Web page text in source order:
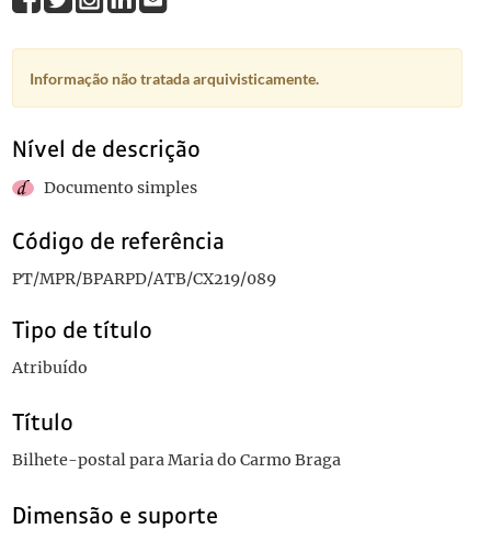
Informação não tratada arquivisticamente.
Nível de descrição
Documento simples
Código de referência
PT/MPR/BPARPD/ATB/CX219/089
Tipo de título
Atribuído
Título
Bilhete-postal para Maria do Carmo Braga
Dimensão e suporte